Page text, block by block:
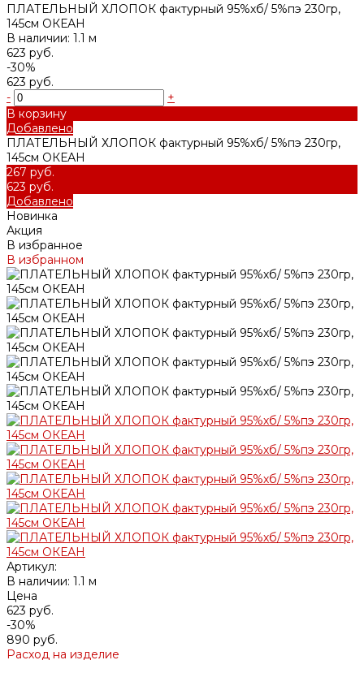
ПЛАТЕЛЬНЫЙ ХЛОПОК фактурный 95%хб/ 5%пэ 230гр,
145см ОКЕАН
В наличии: 1.1 м
623 руб.
-30%
623 руб.
-
+
В корзину
Добавлено
ПЛАТЕЛЬНЫЙ ХЛОПОК фактурный 95%хб/ 5%пэ 230гр,
145см ОКЕАН
267 руб.
623 руб.
Добавлено
Новинка
Акция
В избранное
В избранном
Артикул:
В наличии: 1.1 м
Цена
623 руб.
-30%
890 руб.
Расход на изделие